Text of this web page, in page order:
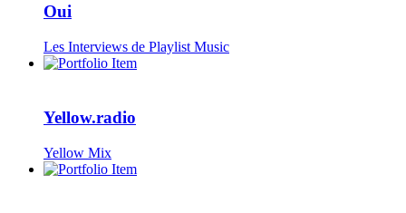
Oui
Les Interviews de Playlist Music
Yellow.radio
Yellow Mix